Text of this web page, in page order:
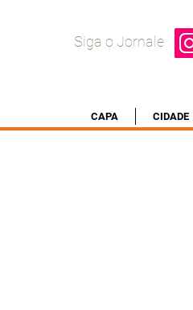
Siga o Jornale
CAPA CIDADE